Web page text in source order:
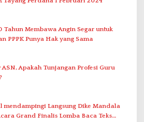
Tahun Membawa Angin Segar untuk
PPPK Punya Hak yang Sama
ASN, Apakah Tunjangan Profesi Guru
Grand Finalis Lomba Baca Teks